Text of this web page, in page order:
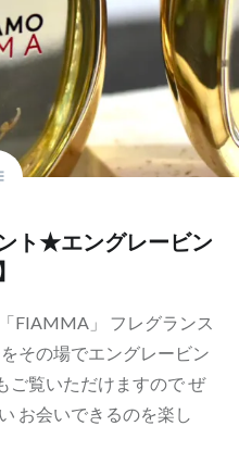
ト★エングレービン
FIAMMA」 フレグランス
その場でエングレービン
ご覧いただけますので ぜ
お会いできるのを楽し